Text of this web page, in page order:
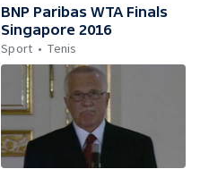
BNP Paribas WTA Finals
Singapore 2016
Sport
Tenis